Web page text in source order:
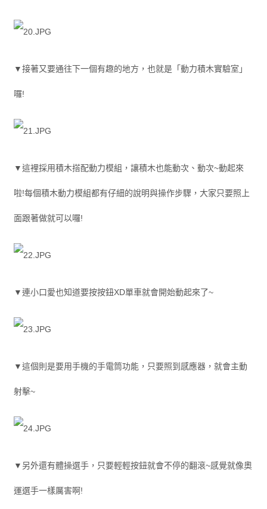
▼接著又要通往下一個有趣的地方，也就是「動力積木實驗室」
囉!
▼這裡採用積木搭配動力模組，讓積木也能動次、動次~動起來
啦!每個積木動力模組都有仔細的說明與操作步驟，大家只要照上
面跟著做就可以囉!
▼連小口愛也知道要按按鈕XD單車就會開始動起來了~
▼這個則是要用手機的手電筒功能，只要照到感應器，就會主動
射擊~
▼另外還有體操選手，只要輕輕按鈕就會不停的翻滾~感覺就像奧
運選手一樣厲害啊!